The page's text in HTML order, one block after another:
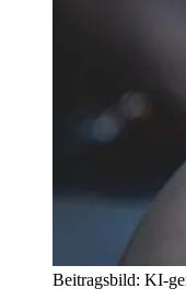
Beitragsbild: KI-